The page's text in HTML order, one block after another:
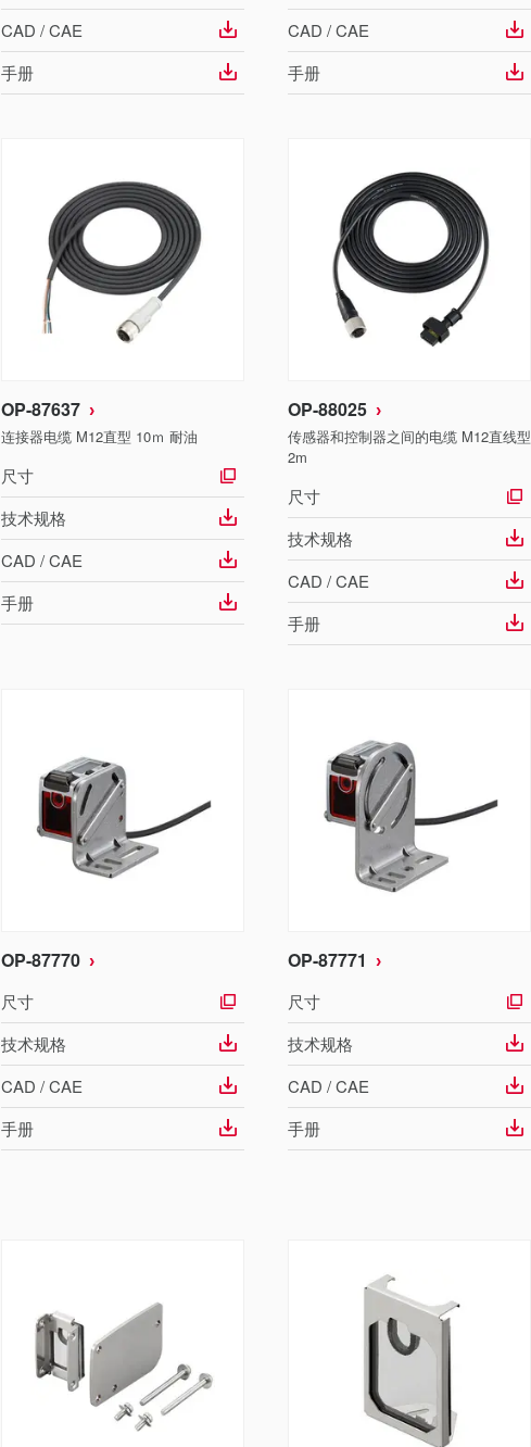
CAD / CAE
手册
CAD / CAE
手册
OP-87637
连接器电缆 M12直型 10ｍ 耐油
尺寸
技术规格
CAD / CAE
手册
OP-88025
传感器和控制器之间的电缆 M12直线型
2m
尺寸
技术规格
CAD / CAE
手册
OP-87770
尺寸
技术规格
CAD / CAE
手册
OP-87771
尺寸
技术规格
CAD / CAE
手册